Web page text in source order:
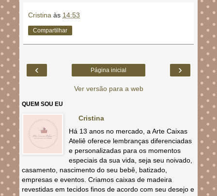
Cristina às 14:53
Compartilhar
‹ ›
Página inicial
Ver versão para a web
QUEM SOU EU
Cristina
Há 13 anos no mercado, a Arte Caixas
Ateliê oferece lembranças diferenciadas
e personalizadas para os momentos
especiais da sua vida, seja seu noivado,
casamento, nascimento do seu bebê, batizado,
empresas e eventos. Criamos caixas de madeira
revestidas em tecidos finos de acordo com seu desejo e